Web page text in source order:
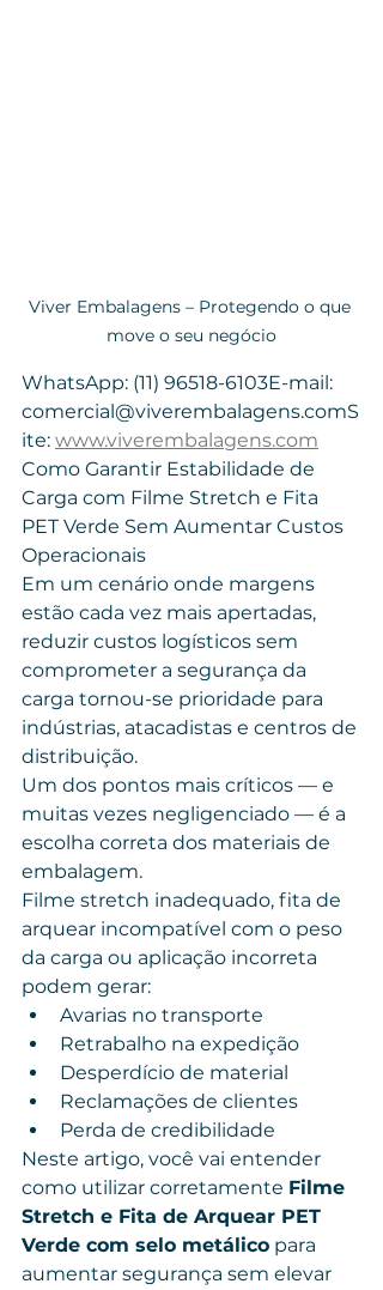
Viver Embalagens – Protegendo o que
move o seu negócio
WhatsApp: (11) 96518-6103E-mail:
comercial@viverembalagens.comS
ite: www.viverembalagens.com
Como Garantir Estabilidade de
Carga com Filme Stretch e Fita
PET Verde Sem Aumentar Custos
Operacionais
Em um cenário onde margens
estão cada vez mais apertadas,
reduzir custos logísticos sem
comprometer a segurança da
carga tornou-se prioridade para
indústrias, atacadistas e centros de
distribuição.
Um dos pontos mais críticos — e
muitas vezes negligenciado — é a
escolha correta dos materiais de
embalagem.
Filme stretch inadequado, fita de
arquear incompatível com o peso
da carga ou aplicação incorreta
podem gerar:
Avarias no transporte
Retrabalho na expedição
Desperdício de material
Reclamações de clientes
Perda de credibilidade
Neste artigo, você vai entender
como utilizar corretamente Filme
Stretch e Fita de Arquear PET
Verde com selo metálico para
aumentar segurança sem elevar